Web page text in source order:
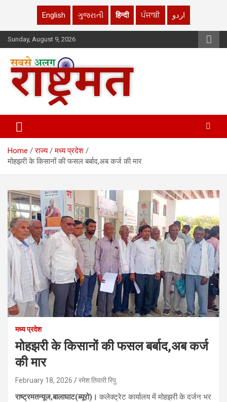
English ગુજરાતી हिन्दी ਪੰਜਾਬੀ اردو
Skip
to
Sunday, August 9, 2026
rashtrmat.com
Home राज्य
मध्य प्रदेश
मोहझरी के किसानों की फसल बर्बाद,अब कर्ज की मार
मध्य प्रदेश
मोहझरी के किसानों की फसल बर्बाद,अब कर्ज
की मार
February 18, 2026 रमेश तिवारी रिपु
राष्ट्रमतन्यूज,बालाघाट(ब्यूरो)। कलेक्ट्रेट कार्यालय में मोहझरी के दर्जन भर